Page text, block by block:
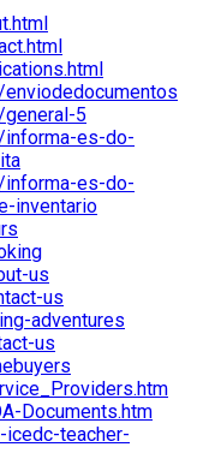
5
informa-es-do-
informa-es-do-
inventario
us
us
adventures
us
Documents.htm
teacher-